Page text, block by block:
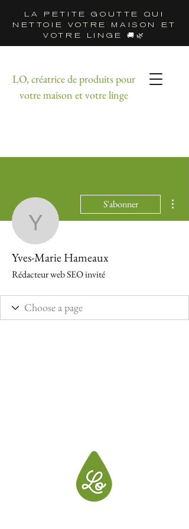
LA PETITE GOUTTE QUI
NETTOIE VOTRE MAISON ET
VOTRE LINGE 🚚🌿
LO, créatrice de produits pour
votre maison et votre linge
Yves-Marie
S'abonner
Yves-Marie Hameaux
Rédacteur web SEO invité